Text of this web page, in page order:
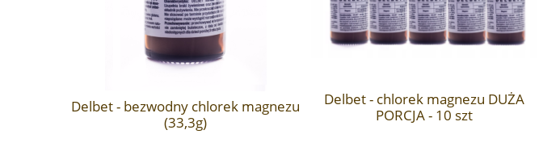
Delbet - bezwodny chlorek magnezu
(33,3g)
Delbet - chlorek magnezu DUŻA
PORCJA - 10 szt